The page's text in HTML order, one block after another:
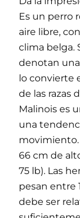
Es un perro
aire libre,
clima belga.
denotan
lo convierte
de las razas
Malinois es
una
66 cm de
75 lb). Las
pesan entre
debe ser